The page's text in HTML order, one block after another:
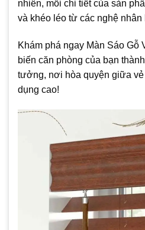
nhiên, mỗi chi tiết của sản
và khéo léo từ các nghệ nhân
Khám phá ngay Màn Sáo Gỗ
biến căn phòng của bạn
tưởng, nơi hòa quyện giữa
dụng cao!